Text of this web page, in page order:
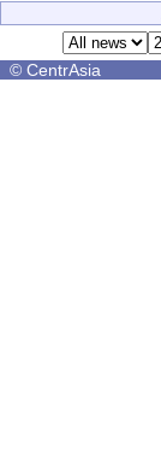
© CentrAsia